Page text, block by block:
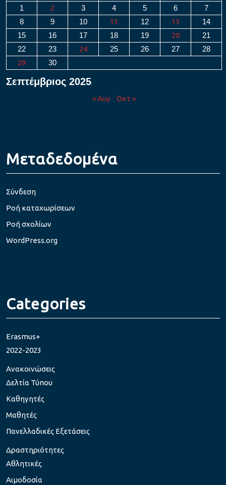
Σεπτέμβριος 2025
1
2 3 4 5 6
7
8
9 10 11 12 13
14
15
16 17 18 19 20
21
22
23 24 25 26 27
28
29
30
« Αυγ Οκτ »
Μεταδεδομένα
Σύνδεση
Ροή καταχωρίσεων
Ροή σχολίων
WordPress.org
Categories
Erasmus+
2022-2023
Ανακοινώσεις
Δελτία Τύπου
Καθηγητές
Μαθητές
Πανελλαδικές Εξετάσεις
Δραστηριότητες
Αθλητικές
Αιμοδοσία